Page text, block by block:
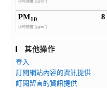
其他操作
登入
訂閱網站內容的資訊提供
訂閱留言的資訊提供